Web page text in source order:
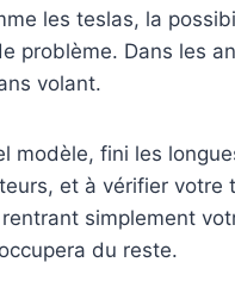
les teslas, la
problème. Dans les
volant.
modèle, fini les
et à vérifier votre
simplement
du reste.